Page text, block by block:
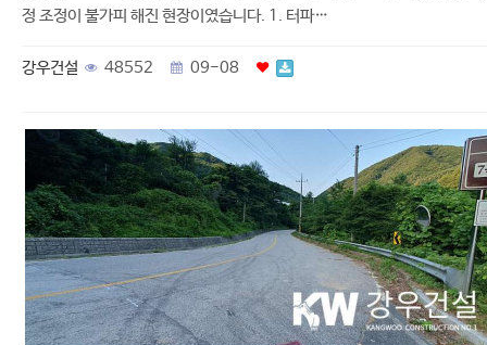
정 조정이 불가피 해진 현장이였습니다. 1. 터파…
강우건설 48552 09-08